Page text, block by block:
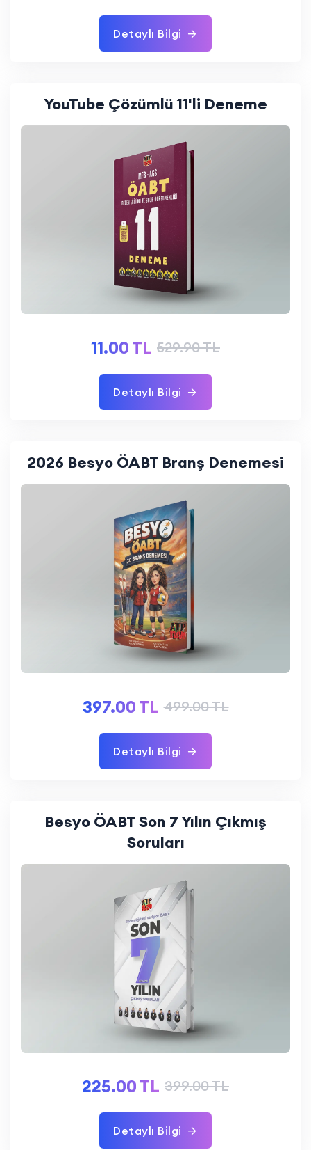
Detaylı Bilgi
YouTube Çözümlü 11'li Deneme
11.00 TL 529.90 TL
Detaylı Bilgi
2026 Besyo ÖABT Branş Denemesi
397.00 TL 499.00 TL
Detaylı Bilgi
Besyo ÖABT Son 7 Yılın Çıkmış
Soruları
225.00 TL 399.00 TL
Detaylı Bilgi